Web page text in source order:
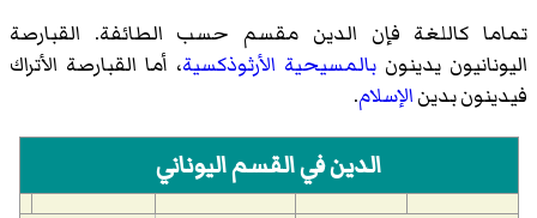
تماما كاللغة فإن الدين مقسم حسب الطائفة. القبارصة
اليونانيون يدينون بالمسيحية الأرثوذكسية، أما القبارصة الأتراك
فيدينون بدينالإسلام.
الدين في القسم اليوناني